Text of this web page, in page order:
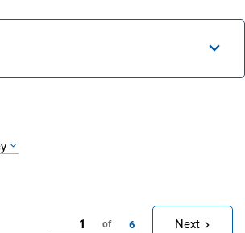
of 6 Next